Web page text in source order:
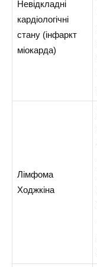
Невідкладні
кардіологічні
стану (інфаркт
міокарда)
Лімфома
Ходжкіна